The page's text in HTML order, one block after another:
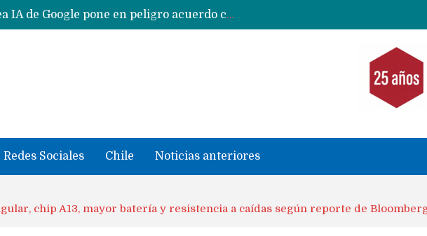
CXMT le dice NO a la venta de sus memorias a Apple y dará prioridad a Huawei y Xiaomi
Sailfish OS la «joya» de sistema operativo que Europa planea financiar para competir contra Android, iOS y HarmonyOS
Redes Sociales Chile Noticias anteriores
chip A13, mayor batería y resistencia a caídas según reporte de